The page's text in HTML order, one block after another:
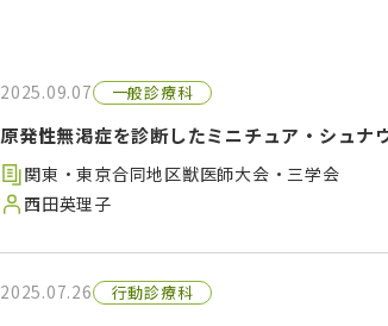
2025.09.07 一般診療科
原発性無渇症を診断したミニチュア・シュナ
関東・東京合同地区獣医師大会・三学会
西田英理子
2025.07.26 行動診療科